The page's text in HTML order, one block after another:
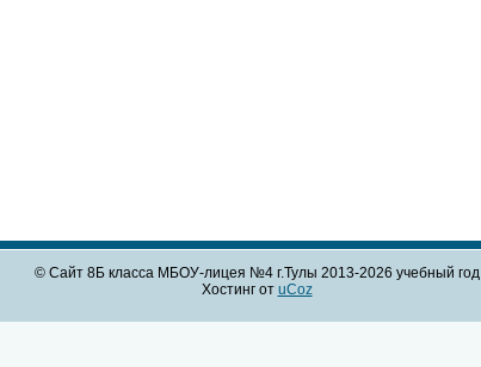
© Сайт 8Б класса МБОУ-лицея №4 г.Тулы 2013-2026 учебный год
Хостинг от uCoz